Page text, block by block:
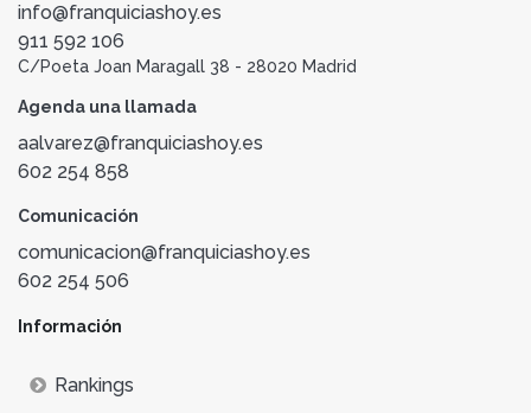
info@franquiciashoy.es
911 592 106
C/Poeta Joan Maragall 38 - 28020 Madrid
Agenda una llamada
aalvarez@franquiciashoy.es
602 254 858
Comunicación
comunicacion@franquiciashoy.es
602 254 506
Información
Rankings